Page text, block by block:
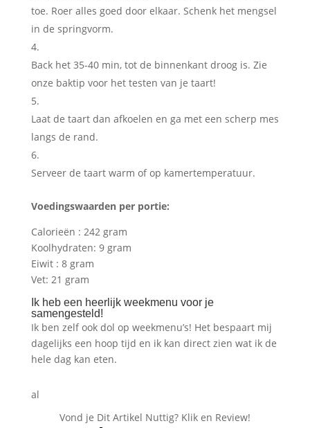
toe. Roer alles goed door elkaar. Schenk het mengsel
in de springvorm.
Back het 35-40 min, tot de binnenkant droog is. Zie
onze baktip voor het testen van je taart!
Laat de taart dan afkoelen en ga met een scherp mes
langs de rand.
Serveer de taart warm of op kamertemperatuur.
Voedingswaarden per portie:
Calorieën : 242 gram
Koolhydraten: 9 gram
Eiwit : 8 gram
Vet: 21 gram
Ik heb een heerlijk weekmenu voor je
samengesteld!
Ik ben zelf ook dol op weekmenu’s! Het bespaart mij
dagelijks een hoop tijd en ik kan direct zien wat ik de
hele dag kan eten.
al
Vond je Dit Artikel Nuttig? Klik en Review!